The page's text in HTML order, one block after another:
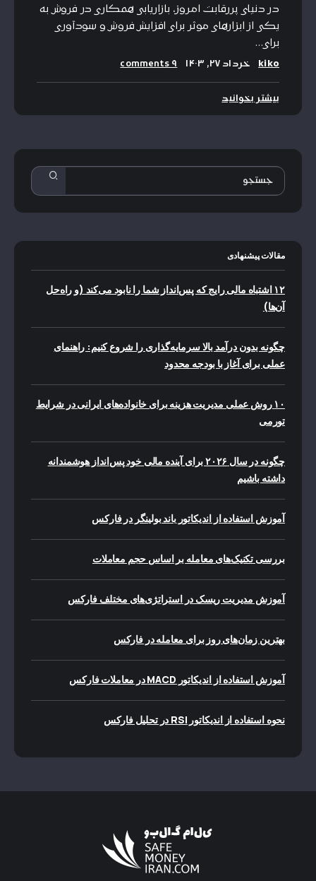
در دنیای پررقابت امروز، بازاریابی همکاری در فروش به
یکی از ابزارهای موثر برای افزایش فروش و سودآوری
برای…
kiko خرداد ۲۷, ۱۴۰۳ ۹ comments
بیشتر بخوانید
مقالات پیشنهادی
۱۲ اشتباه مالی رایج که پس‌انداز شما را نابود می‌کند (و راه‌حل
آن‌ها)
چگونه بدون درآمد بالا سرمایه‌گذاری را شروع کنیم: راهنمای
عملی برای آغاز با بودجه محدود
۱۰ روش عملی مدیریت هزینه برای خانواده‌های ایرانی در شرایط
تورمی
چگونه در سال ۲۰۲۶ برای آینده مالی خود پس‌انداز هوشمندانه
داشته باشیم
آموزش استفاده از اندیکاتور باند بولینگر در فارکس
بررسی تکنیک‌های معامله بر اساس حجم معاملات
آموزش مدیریت ریسک در استراتژی‌های مختلف فارکس
بهترین زمان‌های روز برای معامله در فارکس
آموزش استفاده از اندیکاتور MACD در معاملات فارکس
نحوه استفاده از اندیکاتور RSI در تحلیل فارکس